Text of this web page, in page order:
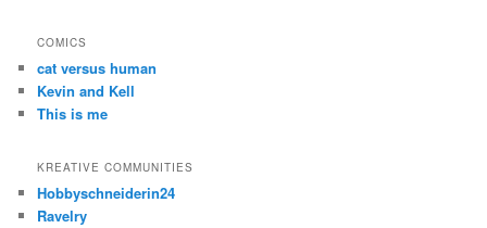
COMICS
cat versus human
Kevin and Kell
This is me
KREATIVE COMMUNITIES
Hobbyschneiderin24
Ravelry